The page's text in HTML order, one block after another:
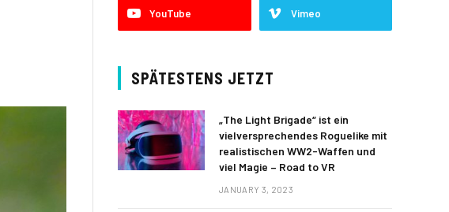
YouTube Vimeo
SPÄTESTENS JETZT
„The Light Brigade“ ist ein
vielversprechendes Roguelike mit
realistischen WW2-Waffen und
viel Magie – Road to VR
JANUARY 3, 2023